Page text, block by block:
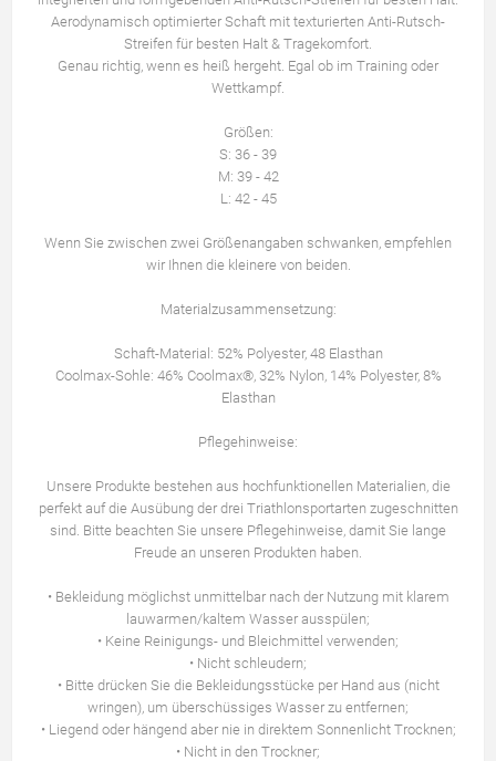
Aerodynamisch optimierter Schaft mit texturierten Anti-Rutsch-
Streifen für besten Halt & Tragekomfort.
Genau richtig, wenn es heiß hergeht. Egal ob im Training oder
Wettkampf.
Größen:
S: 36 - 39
M: 39 - 42
L: 42 - 45
Wenn Sie zwischen zwei Größenangaben schwanken, empfehlen
wir Ihnen die kleinere von beiden.
Materialzusammensetzung:
Schaft-Material: 52% Polyester, 48 Elasthan
Coolmax-Sohle: 46% Coolmax®, 32% Nylon, 14% Polyester, 8%
Elasthan
Pflegehinweise:
Unsere Produkte bestehen aus hochfunktionellen Materialien, die
perfekt auf die Ausübung der drei Triathlonsportarten zugeschnitten
sind. Bitte beachten Sie unsere Pflegehinweise, damit Sie lange
Freude an unseren Produkten haben.
• Bekleidung möglichst unmittelbar nach der Nutzung mit klarem
lauwarmen/kaltem Wasser ausspülen;
• Keine Reinigungs- und Bleichmittel verwenden;
• Nicht schleudern;
• Bitte drücken Sie die Bekleidungsstücke per Hand aus (nicht
wringen), um überschüssiges Wasser zu entfernen;
• Liegend oder hängend aber nie in direktem Sonnenlicht Trocknen;
• Nicht in den Trockner;